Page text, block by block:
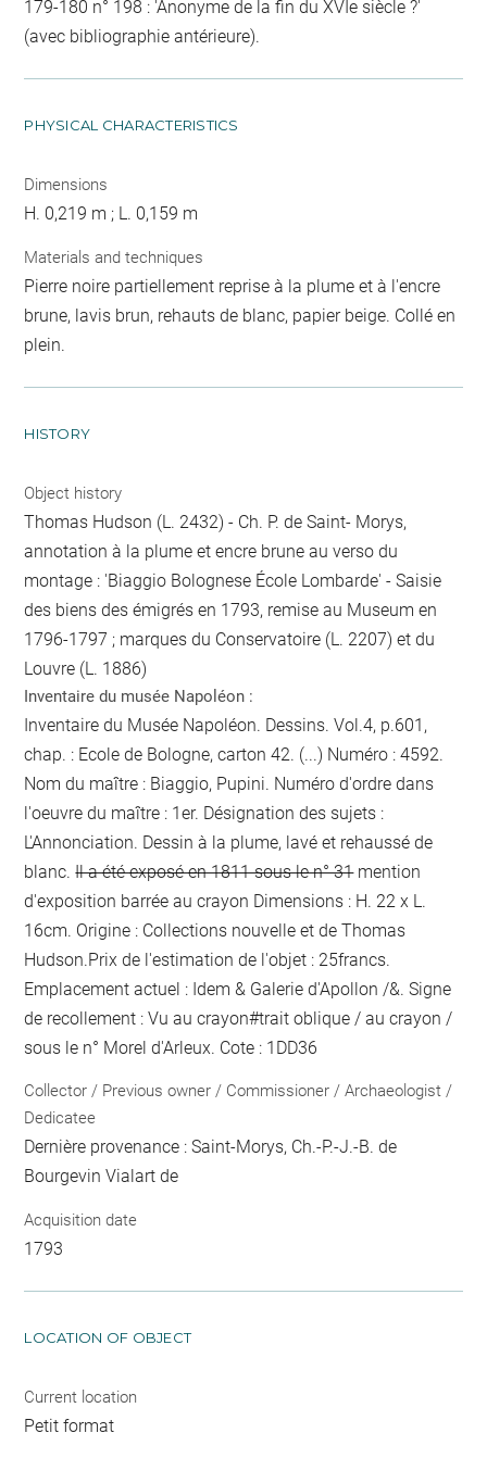
179-180 n° 198 : 'Anonyme de la fin du XVIe siècle ?'
(avec bibliographie antérieure).
PHYSICAL CHARACTERISTICS
Dimensions
H. 0,219 m ; L. 0,159 m
Materials and techniques
Pierre noire partiellement reprise à la plume et à l'encre
brune, lavis brun, rehauts de blanc, papier beige. Collé en
plein.
HISTORY
Object history
Thomas Hudson (L. 2432) - Ch. P. de Saint- Morys,
annotation à la plume et encre brune au verso du
montage : 'Biaggio Bolognese École Lombarde' - Saisie
des biens des émigrés en 1793, remise au Museum en
1796-1797 ; marques du Conservatoire (L. 2207) et du
Louvre (L. 1886)
Inventaire du musée Napoléon :
Inventaire du Musée Napoléon. Dessins. Vol.4, p.601,
chap. : Ecole de Bologne, carton 42. (...) Numéro : 4592.
Nom du maître : Biaggio, Pupini. Numéro d'ordre dans
l'oeuvre du maître : 1er. Désignation des sujets :
L'Annonciation. Dessin à la plume, lavé et rehaussé de
blanc.Il a été exposé en 1811 sous le n° 31 mention
d'exposition barrée au crayon Dimensions : H. 22 x L.
16cm. Origine : Collections nouvelle et de Thomas
Hudson.Prix de l'estimation de l'objet : 25francs.
Emplacement actuel : Idem & Galerie d'Apollon /&. Signe
de recollement :Vu au crayon#trait oblique / au crayon /
sous le n° Morel d'Arleux. Cote : 1DD36
Collector / Previous owner / Commissioner / Archaeologist /
Dedicatee
Dernière provenance : Saint-Morys, Ch.-P.-J.-B. de
Bourgevin Vialart de
Acquisition date
1793
LOCATION OF OBJECT
Current location
Petit format